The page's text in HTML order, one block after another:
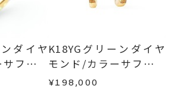
ダイヤ
ファイ
リング
K18YGグリーンダイヤ
モンド/カラーサファイ
ア/ダイヤモンドピアス
¥198,000